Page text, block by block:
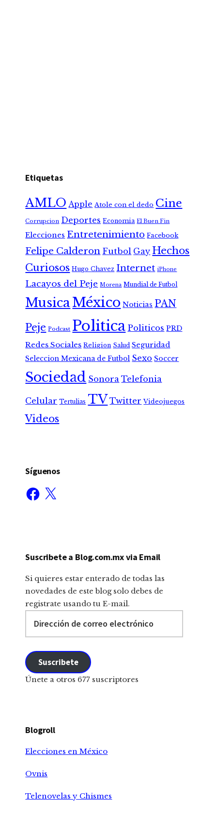
Etiquetas
AMLO Apple Atole con el dedo Cine
Corrupcion Deportes Economia El Buen Fin
Elecciones Entretenimiento Facebook
Felipe Calderon Futbol Gay Hechos
Curiosos Hugo Chavez Internet iPhone
Lacayos del Peje Morena Mundial de Futbol
MusicaMéxico Noticias PAN
Peje Podcast Politica Politicos PRD
Redes Sociales Religion Salud Seguridad
Seleccion Mexicana de Futbol Sexo Soccer
Sociedad Sonora Telefonia
Celular Tertulias TV Twitter Videojuegos
Videos
Síguenos
Facebook
X
Suscribete a Blog.com.mx via Email
Si quieres estar enterado de todas las
novedades de este blog solo debes de
registrate usando tu E-mail.
electrónico
Suscribete
Únete a otros 677 suscriptores
Blogroll
Elecciones en México
Ovnis
Telenovelas y Chismes